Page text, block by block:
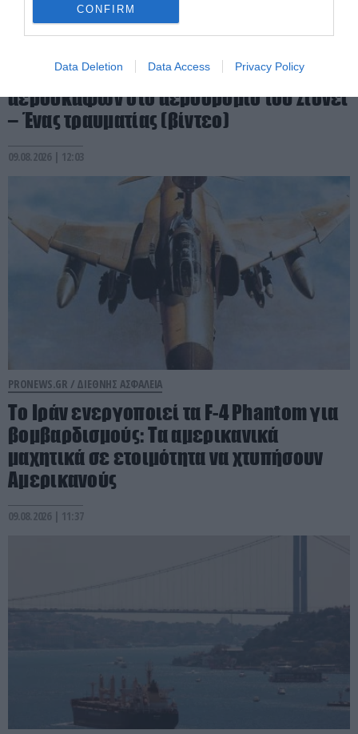
CONFIRM
Data Deletion Data Access Privacy Policy
Αυστραλία: Παραλίγο σύγκρουση δύο
αεροσκαφών στο αεροδρόμιο του Σίδνεϊ
– Ένας τραυματίας (βίντεο)
09.08.2026 | 12:03
PRONEWS.GR / ΔΙΕΘΝΗΣ ΑΣΦΑΛΕΙΑ
Το Ιράν ενεργοποιεί τα F-4 Phantom για
βομβαρδισμούς: Τα αμερικανικά
μαχητικά σε ετοιμότητα να χτυπήσουν
Αμερικανούς
09.08.2026 | 11:37